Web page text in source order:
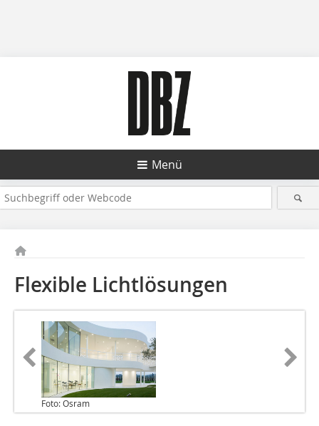
Menü
Flexible Lichtlösungen
Foto: Osram